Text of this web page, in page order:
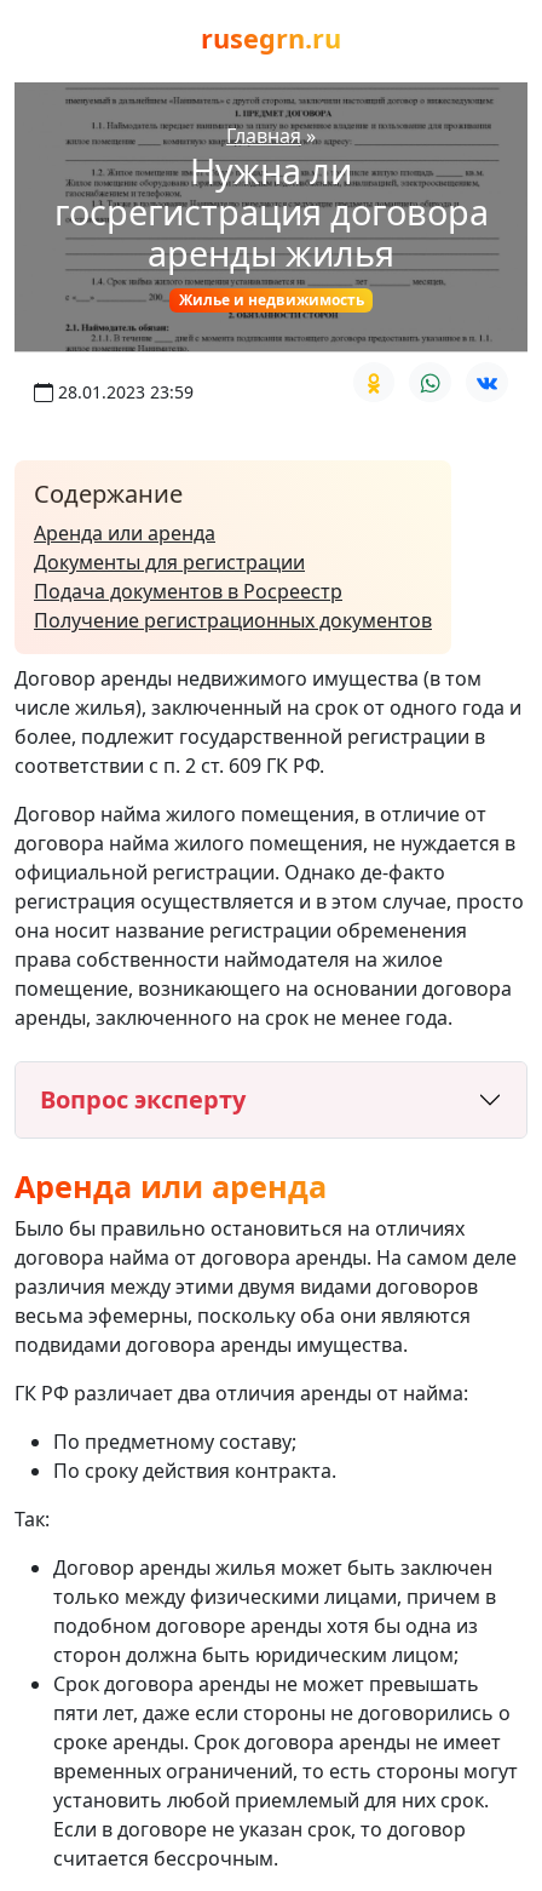
rusegrn.ru
Главная»
Нужна ли
госрегистрация договора
аренды жилья
Жилье и недвижимость
28.01.2023 23:59
Содержание
Аренда или аренда
Документы для регистрации
Подача документов в Росреестр
Получение регистрационных документов
Договор аренды недвижимого имущества (в том
числе жилья), заключенный на срок от одного года и
более, подлежит государственной регистрации в
соответствии с п. 2 ст. 609 ГК РФ.
Договор найма жилого помещения, в отличие от
договора найма жилого помещения, не нуждается в
официальной регистрации. Однако де-факто
регистрация осуществляется и в этом случае, просто
она носит название регистрации обременения
права собственности наймодателя на жилое
помещение, возникающего на основании договора
аренды, заключенного на срок не менее года.
Вопрос эксперту
Аренда или аренда
Было бы правильно остановиться на отличиях
договора найма от договора аренды. На самом деле
различия между этими двумя видами договоров
весьма эфемерны, поскольку оба они являются
подвидами договора аренды имущества.
ГК РФ различает два отличия аренды от найма:
По предметному составу;
По сроку действия контракта.
Так:
Договор аренды жилья может быть заключен
только между физическими лицами, причем в
подобном договоре аренды хотя бы одна из
сторон должна быть юридическим лицом;
Срок договора аренды не может превышать
пяти лет, даже если стороны не договорились о
сроке аренды. Срок договора аренды не имеет
временных ограничений, то есть стороны могут
установить любой приемлемый для них срок.
Если в договоре не указан срок, то договор
считается бессрочным.